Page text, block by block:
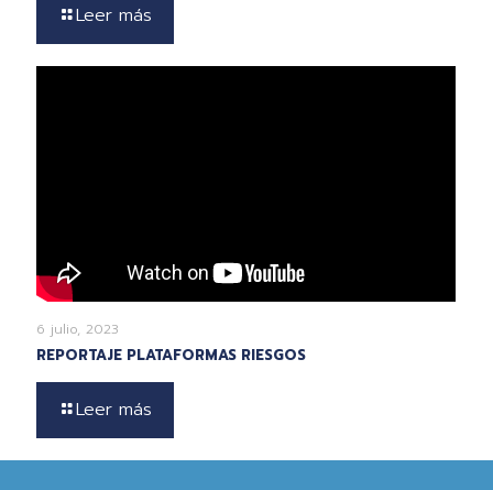
Leer más
6 julio, 2023
REPORTAJE PLATAFORMAS RIESGOS
Leer más